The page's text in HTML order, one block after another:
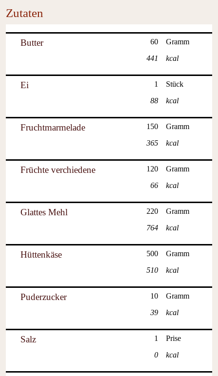
Zutaten
Butter
60
441
Gramm
kcal
Ei
1
88
Stück
kcal
Fruchtmarmelade
150
365
Gramm
kcal
Früchte verchiedene
120
66
Gramm
kcal
Glattes Mehl
220
764
Gramm
kcal
Hüttenkäse
500
510
Gramm
kcal
Puderzucker
10
39
Gramm
kcal
Salz
1
0
Prise
kcal